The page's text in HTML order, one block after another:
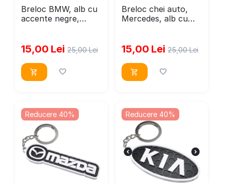
Breloc BMW, alb cu
accente negre,
15,00 Lei 25,00 Lei
Breloc chei auto,
Mercedes, alb cu
15,00 Lei 25,00 Lei
Reducere 40% Reducere 40%